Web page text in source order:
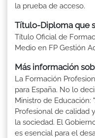
la prueba de acceso.
Título-Diploma que
Título Oficial de
Medio en FP Gestión
Más información
La Formación
para España. No lo
Ministro de Educación:
Profesional de calidad
la sociedad. El
es esencial para el